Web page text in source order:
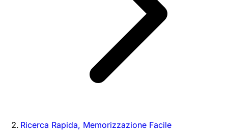
Ricerca Rapida, Memorizzazione Facile